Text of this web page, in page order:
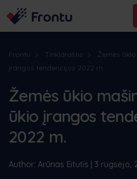
Frontu Tinklaraštis
Žemės
įrangos tendencijos 2022 m.
Žemės ūkio
ūkio įrangos
2022 m.
Author: Arūnas Eitutis | 3 rugsėjo,